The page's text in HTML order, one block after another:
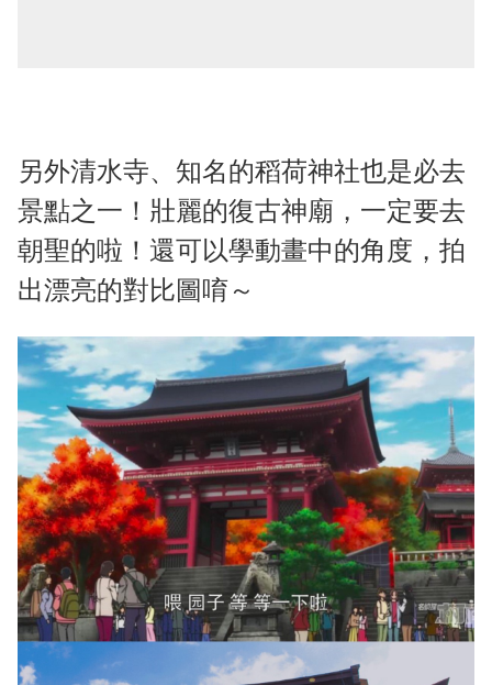
另外清水寺、知名的稻荷神社也是必去
景點之一！壯麗的復古神廟，一定要去
朝聖的啦！還可以學動畫中的角度，拍
出漂亮的對比圖唷～